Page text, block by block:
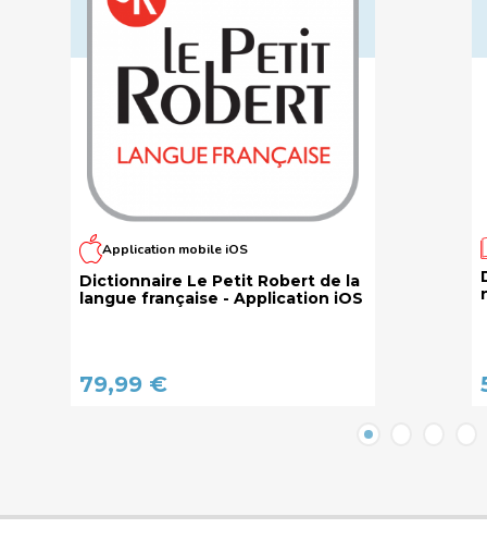
Application mobile iOS
Dictionnaire Le Petit Robert de la
langue française - Application iOS
79,99 €